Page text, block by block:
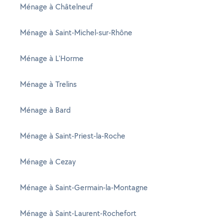
Ménage à Châtelneuf
Ménage à Saint-Michel-sur-Rhône
Ménage à L'Horme
Ménage à Trelins
Ménage à Bard
Ménage à Saint-Priest-la-Roche
Ménage à Cezay
Ménage à Saint-Germain-la-Montagne
Ménage à Saint-Laurent-Rochefort